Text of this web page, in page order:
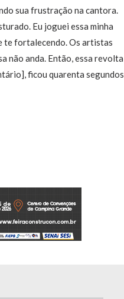
sua frustração na cantora.
Eu joguei essa minha
te fortalecendo. Os artistas
não anda. Então, essa revolta
ficou quarenta segundos